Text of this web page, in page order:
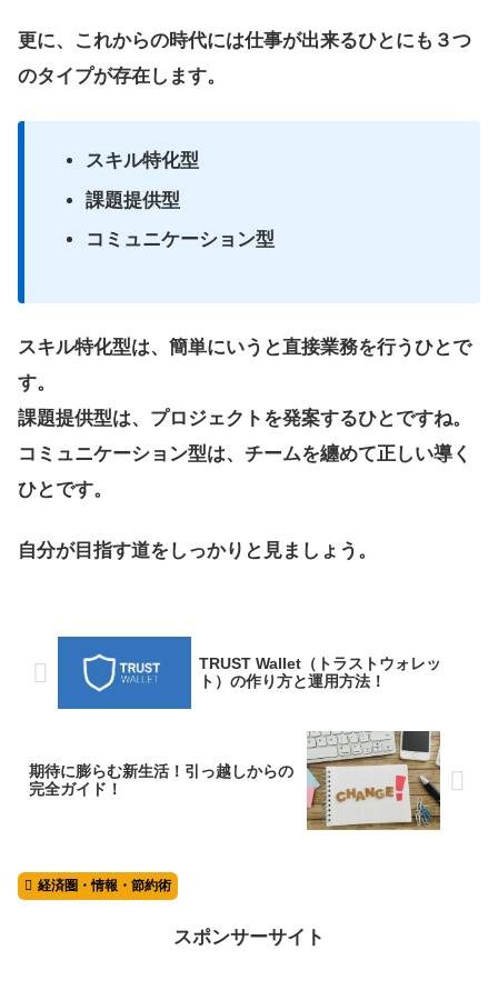
更に、これからの時代には仕事が出来るひとにも３つ
のタイプが存在します。
スキル特化型
課題提供型
コミュニケーション型
スキル特化型は、簡単にいうと直接業務を行うひとで
す。
課題提供型は、プロジェクトを発案するひとですね。
コミュニケーション型は、チームを纏めて正しい導く
ひとです。
自分が目指す道をしっかりと見ましょう。
TRUST Wallet（トラストウォレッ
ト）の作り方と運用方法！
期待に膨らむ新生活！引っ越しからの
完全ガイド！
経済圏・情報・節約術
スポンサーサイト